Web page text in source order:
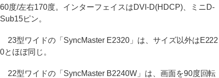
60度/左右170度。インターフェイスはDVI-D(HDCP)、ミニD-
Sub15ピン。
23型ワイドの「SyncMaster E2320」は、サイズ以外はE222
0とほぼ同じ。
22型ワイドの「SyncMaster B2240W」は、画面を90度回転